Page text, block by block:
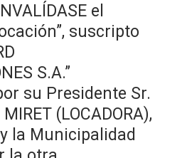
el
suscripto
S.A.”
su Presidente Sr.
(LOCADORA),
la Municipalidad